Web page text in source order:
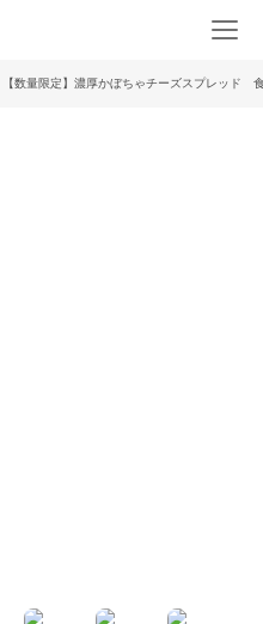
【数量限定】濃厚かぼちゃチーズスプレッド